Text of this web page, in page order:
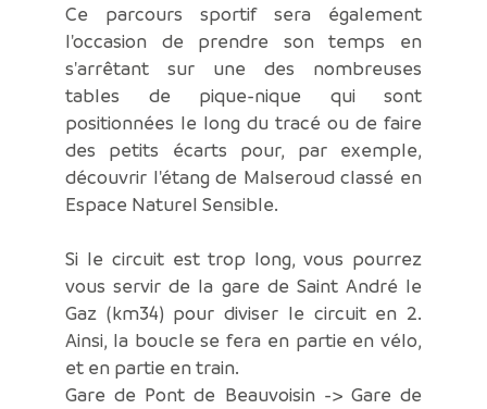
Ce parcours sportif sera également
l'occasion de prendre son temps en
s'arrêtant sur une des nombreuses
tables de pique-nique qui sont
positionnées le long du tracé ou de faire
des petits écarts pour, par exemple,
découvrir l'étang de Malseroud classé en
Espace Naturel Sensible.
Si le circuit est trop long, vous pourrez
vous servir de la gare de Saint André le
Gaz (km34) pour diviser le circuit en 2.
Ainsi, la boucle se fera en partie en vélo,
et en partie en train.
Gare de Pont de Beauvoisin -> Gare de